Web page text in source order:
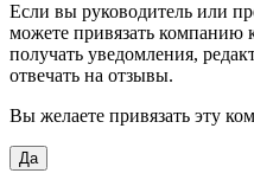
Если вы руководитель или
можете привязать
получать уведомления,
отвечать на отзывы.
Вы желаете привязать эту
Да